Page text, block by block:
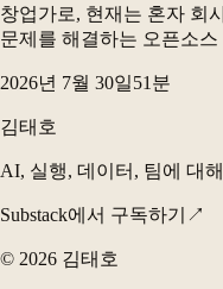
창업가로, 현재는 혼자 회
문제를 해결하는 오픈소스
창의성보다 “무엇을 하지...
2026년 7월 30일51 분
김태호
AI, 실행, 데이터, 팀에 대
Substack에서 구독하기 ↗
© 2026 김태호